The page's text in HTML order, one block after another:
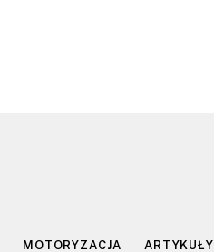
MOTORYZACJA ARTYKUŁY